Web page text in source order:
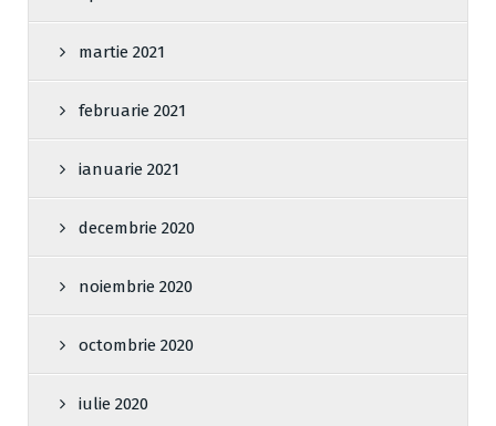
martie 2021
februarie 2021
ianuarie 2021
decembrie 2020
noiembrie 2020
octombrie 2020
iulie 2020